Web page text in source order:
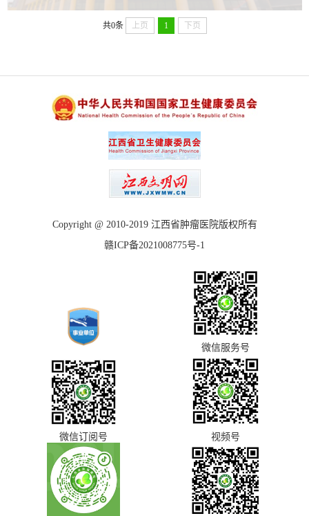
共0条 上页 1 下页
Copyright @ 2010-2019 江西省肿瘤医院版权所有
赣ICP备2021008775号-1
微信服务号
微信订阅号 视频号